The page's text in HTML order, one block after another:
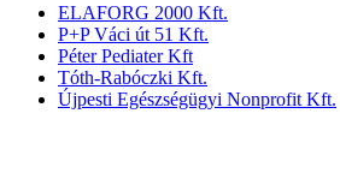
ELAFORG 2000 Kft.
P+P Váci út 51 Kft.
Péter Pediater Kft
Tóth-Rabóczki Kft.
Újpesti Egészségügyi Nonprofit Kft.